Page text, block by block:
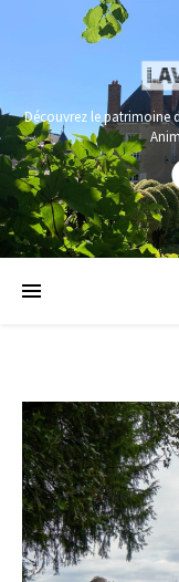
Panneau de gestion des
Découvrez le patrimoine